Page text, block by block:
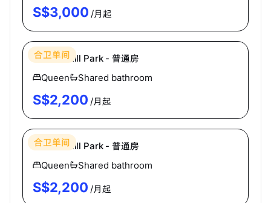
S$3,000 /月起
合卫单间
Holland Hill Park - 普通房
Queen
Shared bathroom
S$2,200 /月起
合卫单间
Holland Hill Park - 普通房
Queen
Shared bathroom
S$2,200 /月起